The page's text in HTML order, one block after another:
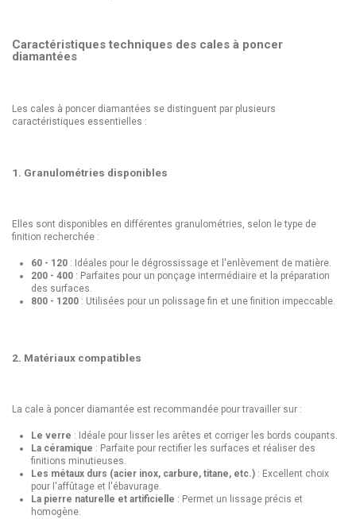
Caractéristiques techniques des cales à poncer
diamantées
Les cales à poncer diamantées se distinguent par plusieurs
caractéristiques essentielles :
1. Granulométries disponibles
Elles sont disponibles en différentes granulométries, selon le type de
finition recherchée :
60 - 120 : Idéales pour le dégrossissage et l'enlèvement de matière.
200 - 400 : Parfaites pour un ponçage intermédiaire et la préparation
des surfaces.
800 - 1200 : Utilisées pour un polissage fin et une finition impeccable.
2. Matériaux compatibles
La cale à poncer diamantée est recommandée pour travailler sur :
Le verre : Idéale pour lisser les arêtes et corriger les bords coupants.
La céramique : Parfaite pour rectifier les surfaces et réaliser des
finitions minutieuses.
Les métaux durs (acier inox, carbure, titane, etc.) : Excellent choix
pour l'affûtage et l'ébavurage.
La pierre naturelle et artificielle : Permet un lissage précis et
homogène.